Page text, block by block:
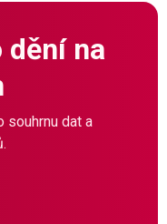
dění na
souhrnu dat a